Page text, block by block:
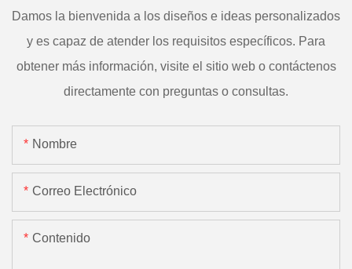
Damos la bienvenida a los diseños e ideas personalizados
y es capaz de atender los requisitos específicos. Para
obtener más información, visite el sitio web o contáctenos
directamente con preguntas o consultas.
Nombre
Correo Electrónico
Contenido